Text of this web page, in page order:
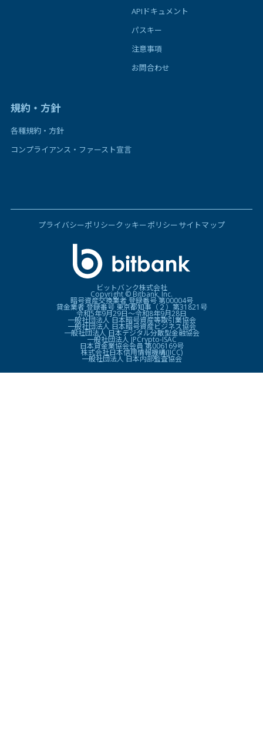
APIドキュメント
パスキー
注意事項
お問合わせ
規約・方針
各種規約・方針
コンプライアンス・ファースト宣言
プライバシーポリシークッキーポリシーサイトマップ
ビットバンク株式会社
Copyright © Bitbank, Inc.
暗号資産交換業者 登録番号 第00004号
貸金業者 登録番号 東京都知事（２）第31821号
令和5年9月29日〜令和8年9月28日
一般社団法人 日本暗号資産等取引業協会
一般社団法人 日本暗号資産ビジネス協会
一般社団法人 日本デジタル分散型金融協会
一般社団法人 JPCrypto-ISAC
日本貸金業協会会員 第006169号
株式会社日本信用情報機構(JICC)
一般社団法人 日本内部監査協会